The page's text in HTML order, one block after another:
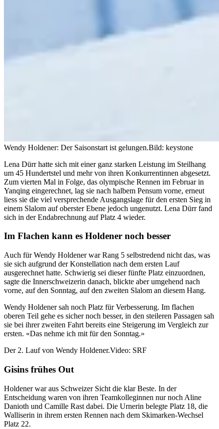
Wendy Holdener: Der Saisonstart ist gelungen.Bild: keystone
Lena Dürr hatte sich mit einer ganz starken Leistung im Steilhang
um 45 Hundertstel und mehr von ihren Konkurrentinnen abgesetzt.
Zum vierten Mal in Folge, das olympische Rennen im Februar in
Yanqing eingerechnet, lag sie nach halbem Pensum vorne, erneut
liess sie die viel versprechende Ausgangslage für den ersten Sieg in
einem Slalom auf oberster Ebene jedoch ungenutzt. Lena Dürr fand
sich in der Endabrechnung auf Platz 4 wieder.
Im Flachen kann es Holdener noch besser
Auch für Wendy Holdener war Rang 5 selbstredend nicht das, was
sie sich aufgrund der Konstellation nach dem ersten Lauf
ausgerechnet hatte. Schwierig sei dieser fünfte Platz einzuordnen,
sagte die Innerschweizerin danach, blickte aber umgehend nach
vorne, auf den Sonntag, auf den zweiten Slalom an diesem Hang.
Wendy Holdener sah noch Platz für Verbesserung. Im flachen
oberen Teil gehe es sicher noch besser, in den steileren Passagen sah
sie bei ihrer zweiten Fahrt bereits eine Steigerung im Vergleich zur
ersten. «Das nehme ich mit für den Sonntag.»
Der 2. Lauf von Wendy Holdener.Video: SRF
Gisins frühes Out
Holdener war aus Schweizer Sicht die klar Beste. In der
Entscheidung waren von ihren Teamkolleginnen nur noch Aline
Danioth und Camille Rast dabei. Die Urnerin belegte Platz 18, die
Walliserin in ihrem ersten Rennen nach dem Skimarken-Wechsel
Platz 22.